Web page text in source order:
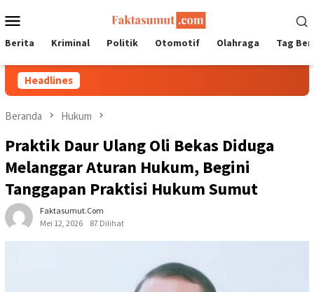
ke
kontenMobile
Berita Kriminal Politik Otomotif Olahraga Tag
Headlines
Beranda Hukum
Praktik Daur Ulang Oli Bekas Diduga
Melanggar Aturan Hukum, Begini
Tanggapan Praktisi Hukum Sumut
Faktasumut.com
Mei 12, 2026
87 Dilihat